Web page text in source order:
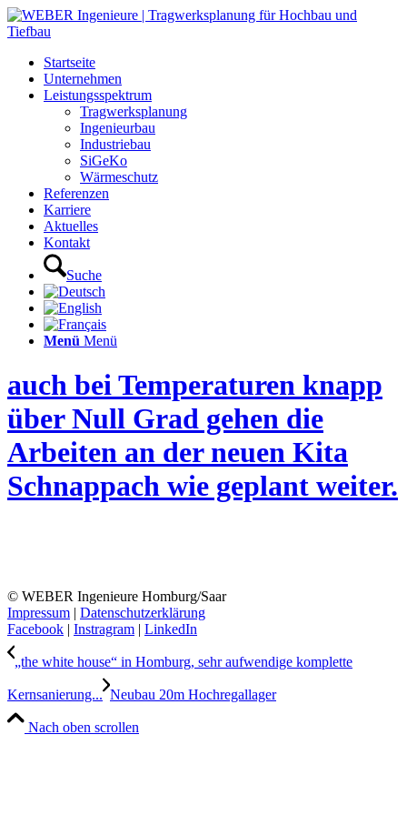
Startseite
Unternehmen
Leistungsspektrum
Tragwerksplanung
Ingenieurbau
Industriebau
SiGeKo
Wärmeschutz
Referenzen
Karriere
Aktuelles
Kontakt
Suche
Menü Menü
auch bei Temperaturen knapp
über Null Grad gehen die
Arbeiten an der neuen Kita
Schnappach wie geplant weiter.
© WEBER Ingenieure Homburg/Saar
Impressum | Datenschutzerklärung
Facebook | Instragram | LinkedIn
„the white house“ in Homburg, sehr aufwendige komplette
Kernsanierung... Neubau 20m Hochregallager
Nach oben scrollen